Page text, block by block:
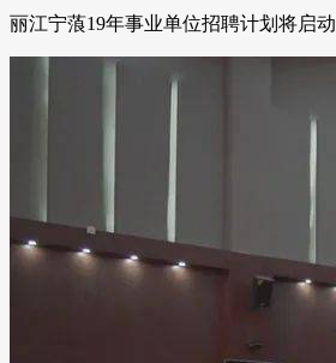
丽江宁蒗19年事业单位招聘计划将启动